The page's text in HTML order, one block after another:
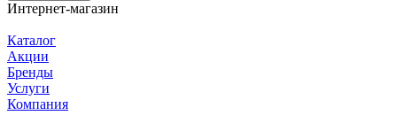
Интернет-магазин
Каталог
Акции
Бренды
Услуги
Компания